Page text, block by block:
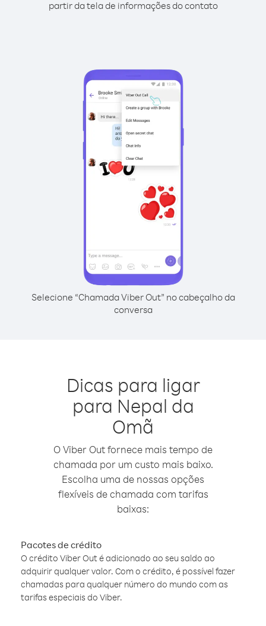
partir da tela de informações do contato
Selecione “Chamada Viber Out” no cabeçalho da
conversa
Dicas para ligar
para Nepal da
Omã
O Viber Out fornece mais tempo de
chamada por um custo mais baixo.
Escolha uma de nossas opções
flexíveis de chamada com tarifas
baixas:
Pacotes de crédito
O crédito Viber Out é adicionado ao seu saldo ao
adquirir qualquer valor. Com o crédito, é possível fazer
chamadas para qualquer número do mundo com as
tarifas especiais do Viber.